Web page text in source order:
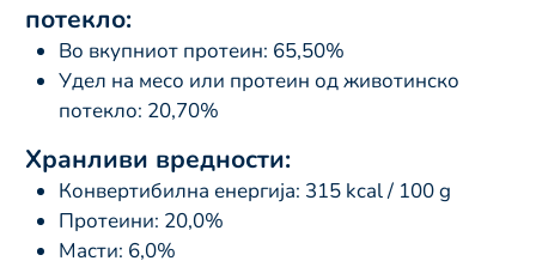
потекло:
Во вкупниот протеин: 65,50%
Удел на месо или протеин од животинско
потекло: 20,70%
Хранливи вредности:
Конвертибилна енергија: 315 kcal / 100 g
Протеини: 20,0%
Масти: 6,0%